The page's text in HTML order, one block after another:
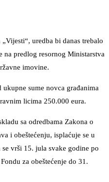
uredba bi danas trebalo
na predlog resornog Ministarstva
imovine.
sume novca građanima
licima 250.000 eura.
sa odredbama Zakona o
i obeštećenju, isplaćuje se u
vrši 15. jula svake godine po
za obeštećenje do 31.